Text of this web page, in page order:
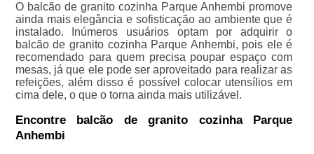
O balcão de granito cozinha Parque Anhembi promove
ainda mais elegância e sofisticação ao ambiente que é
instalado. Inúmeros usuários optam por adquirir o
balcão de granito cozinha Parque Anhembi, pois ele é
recomendado para quem precisa poupar espaço com
mesas, já que ele pode ser aproveitado para realizar as
refeições, além disso é possível colocar utensílios em
cima dele, o que o torna ainda mais utilizável.
Encontre balcão de granito cozinha Parque
Anhembi